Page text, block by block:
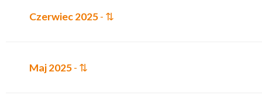
Czerwiec 2025- ⇅
Maj 2025- ⇅